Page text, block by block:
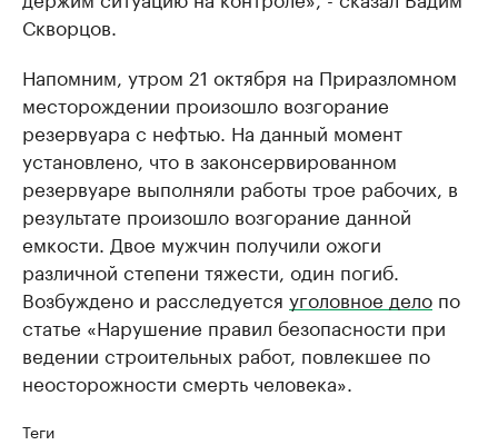
Скворцов.
Напомним, утром 21 октября на Приразломном
месторождении произошло возгорание
резервуара с нефтью. На данный момент
установлено, что в законсервированном
резервуаре выполняли работы трое рабочих, в
результате произошло возгорание данной
емкости. Двое мужчин получили ожоги
различной степени тяжести, один погиб.
Возбуждено и расследуется уголовное дело по
статье «Нарушение правил безопасности при
ведении строительных работ, повлекшее по
неосторожности смерть человека».
Теги